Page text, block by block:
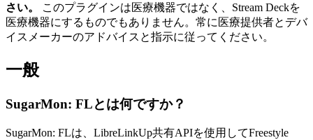
さい。
このプラグインは医療機器ではなく、Stream Deckを
医療機器にするものでもありません。常に医療提供者とデバ
イスメーカーのアドバイスと指示に従ってください。
一般
SugarMon: FLとは何ですか？
SugarMon: FLは、LibreLinkUp共有APIを使用してFreestyle